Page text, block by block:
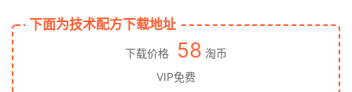
下面为技术配方下载地址
下载价格 58 淘币
VIP免费